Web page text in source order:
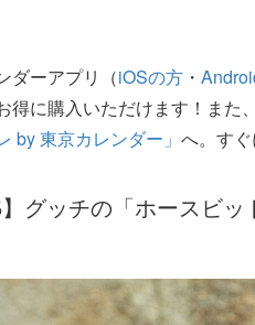
ダーアプリ（iOSの方 ・
得に購入いただけます！また
by 東京カレンダー」へ。す
】グッチの「ホースビッ